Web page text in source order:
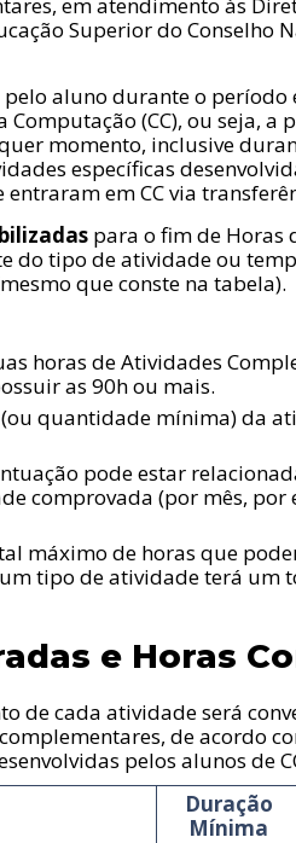
Superior do Conselho
aluno durante o
Computação (CC), ou seja,
momento, inclusive
específicas
em CC via
para o fim de Horas
do tipo de atividade ou
que conste na tabela).
horas de Atividades
as 90h ou mais.
quantidade mínima) da
pode estar
comprovada (por mês, por
máximo de horas que
tipo de atividade terá um
e Horas
de cada atividade será
de acordo
pelos alunos de
Duração
Mínima